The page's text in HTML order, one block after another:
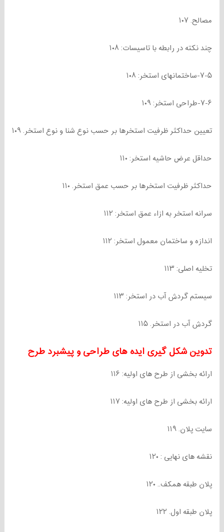
مصالح. ۱۰۷
چند نکته در رابطه با تاسیسات: ۱۰۸
۷-۵-ساختمانهای استخر: ۱۰۸
۷-۶-طراحی استخر: ۱۰۹
تعیین حداکثر ظرفیت استخرها بر حسب نوع شنا و نوع استخر. ۱۰۹
حداقل عرض حاشیه استخر: ۱۱۰
حداکثر ظرفیت استخرها بر حسب عمق استخر. ۱۱۰
سرانه استخر به ازاء عمق استخر: ۱۱۲
اندازه و ساختمان معمول استخر: ۱۱۲
تخلیه اصلی: ۱۱۳
سیستم گردش آب در استخر: ۱۱۳
گردش آب در استخر. ۱۱۵
تدوین شکل گیری ایده های طراحی و پیشبرد طرح
ارائه بخشی از طرح های اولیه: ۱۱۶
ارائه بخشی از طرح های اولیه: ۱۱۷
سایت پلان. ۱۱۹
نقشه های نهایی : ۱۲۰
پلان طبقه همکف.. ۱۲۰
پلان طبقه اول. ۱۲۲